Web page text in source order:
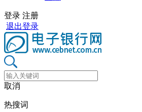
登录 注册
退出登录
取消
热搜词